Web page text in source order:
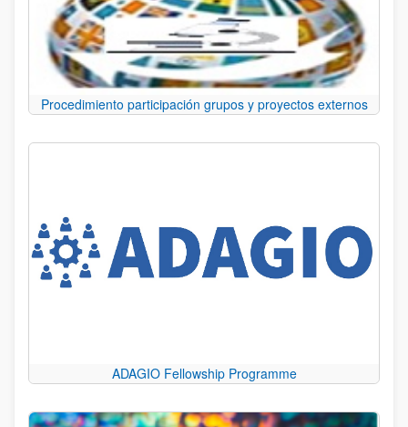
Procedimiento participación grupos y proyectos externos
ADAGIO Fellowship Programme